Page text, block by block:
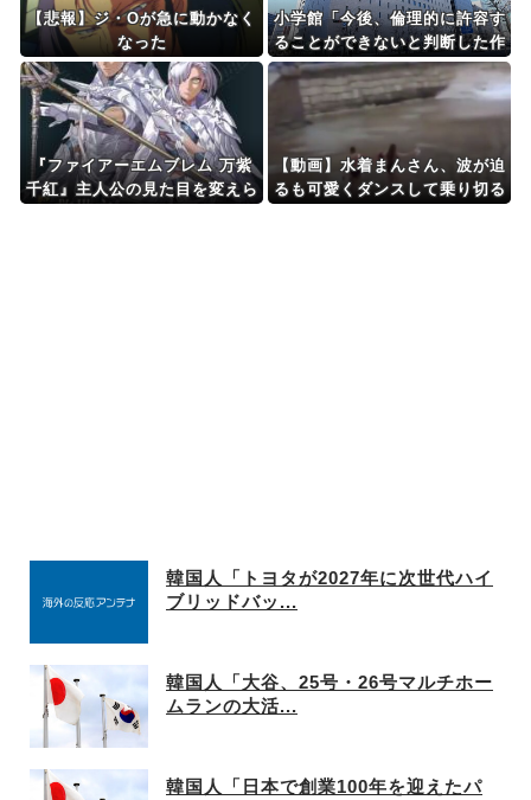
【悲報】ジ・Oが急に動かなく
なった
小学館「今後、倫理的に許容す
ることができないと判断した作
家は使わない」
『ファイアーエムブレム 万紫
千紅』主人公の見た目を変えら
【動画】水着まんさん、波が迫
るも可愛くダンスして乗り切る
韓国人「トヨタが2027年に次世代ハイ
ブリッドバッ...
韓国人「大谷、25号・26号マルチホー
ムランの大活...
韓国人「日本で創業100年を迎えたパ